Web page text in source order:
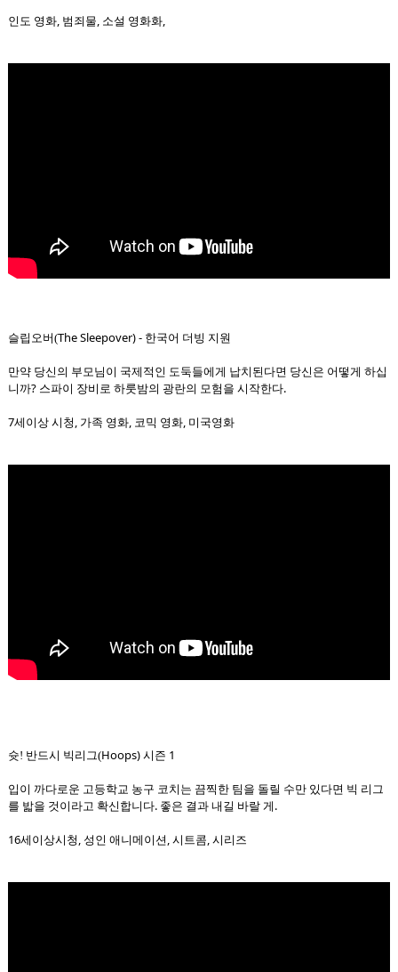
인도 영화, 범죄물, 소설 영화화,
슬립오버(The Sleepover) - 한국어 더빙 지원
만약 당신의 부모님이 국제적인 도둑들에게 납치된다면 당신은 어떻게 하십
니까? 스파이 장비로 하룻밤의 광란의 모험을 시작한다.
7세이상 시청, 가족 영화, 코믹 영화, 미국영화
슛! 반드시 빅리그(Hoops) 시즌 1
입이 까다로운 고등학교 농구 코치는 끔찍한 팀을 돌릴 수만 있다면 빅 리그
를 밟을 것이라고 확신합니다. 좋은 결과 내길 바랄 게.
16세이상시청, 성인 애니메이션, 시트콤, 시리즈